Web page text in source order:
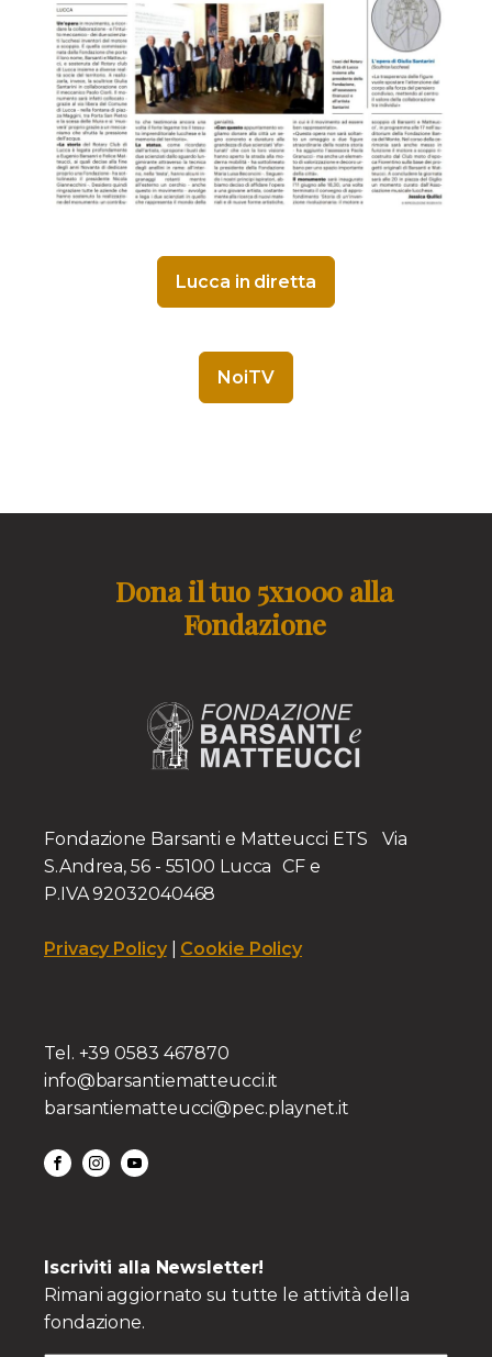
Lucca in diretta
NoiTV
Dona il tuo 5x1000 alla
Fondazione
Fondazione Barsanti e Matteucci ETS Via
S.Andrea, 56 - 55100 Lucca CF e
P.IVA 92032040468
Privacy Policy| Cookie Policy
Tel. +39 0583 467870
info@barsantiematteucci.it
barsantiematteucci@pec.playnet.it
Iscriviti alla Newsletter!
Rimani aggiornato su tutte le attività della
fondazione.